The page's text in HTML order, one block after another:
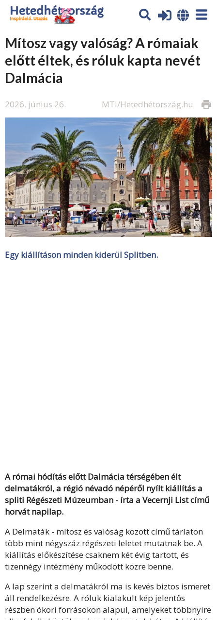
Mítosz vagy valóság? A rómaiak
előtt éltek, és róluk kapta nevét
Dalmácia
2026. június 26. print
MTI/Hetedhétország.hu
Egy kiállításon minden kiderül Splitben.
A római hódítás előtt Dalmácia térségében élt
delmatákról, a régió névadó népéről nyílt kiállítás a
spliti Régészeti Múzeumban - írta a Vecernji List című
horvát napilap.
A Delmaták - mítosz és valóság között című tárlaton
több mint négyszáz régészeti leletet mutatnak be. A
kiállítás előkészítése csaknem két évig tartott, és
tizennégy intézmény működött közre benne.
A lap szerint a delmatákról ma is kevés biztos ismeret
áll rendelkezésre. A róluk kialakult kép jelentős
részben ókori forrásokon alapul, amelyeket többnyire